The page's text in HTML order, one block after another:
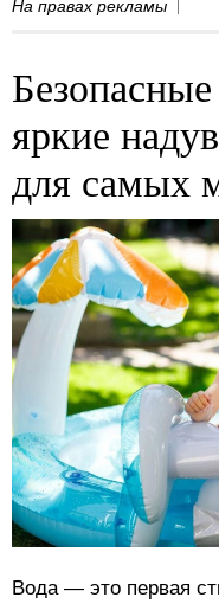
На правах рекламы
яркие
для самых
Вода — это первая